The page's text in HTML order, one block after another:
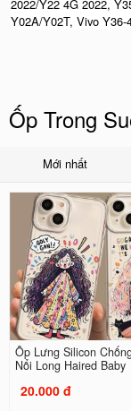
2022/Y22 4G 2022,
Y02A/Y02T, Vivo
Ốp Trong
Mới nhất
Ốp Lưng Silicon
Nổi Long Haired Baby
20.000 đ